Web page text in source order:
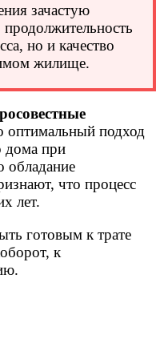
зачастую
продолжительность
но и качество
жилище.
оптимальный подход
дома при
обладание
что процесс
лет.
готовым к трате
к